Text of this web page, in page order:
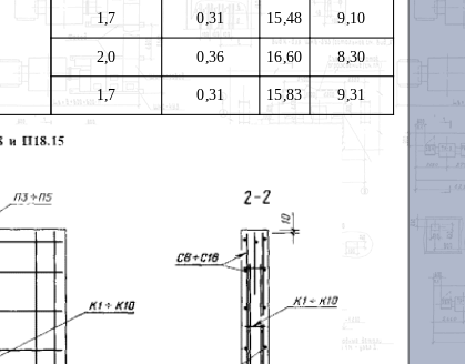
1,7 0,31 15,48 9,10
2,0 0,36 16,60
8,30
1,7 0,31 15,83 9,31